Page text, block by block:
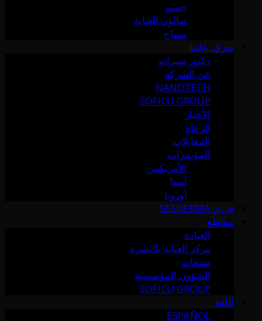
جسم
صالون العناية
مساج
تعرف علينا
دكتور سيرانو
عن الشركة
NANOTECH
SOFICU GROUP
الأخبار
الرعاة
المقابلات
المؤتمرات
الأمريكتين
آسيا
أوروبا
فريق SESDERMA
مقاطع
العيادة
مركز العناية بالبشرة
منتجات
الشؤون المؤسسية
SOFICU GROUP
اللغة
ESPAÑOL